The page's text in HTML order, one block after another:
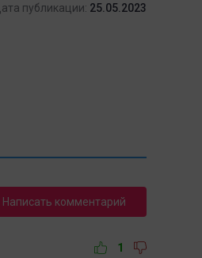
публикации: 25.05.2023
Написать комментарий
1